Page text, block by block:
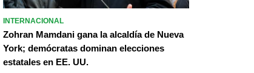
INTERNACIONAL
Zohran Mamdani gana la alcaldía de Nueva
York; demócratas dominan elecciones
estatales en EE. UU.